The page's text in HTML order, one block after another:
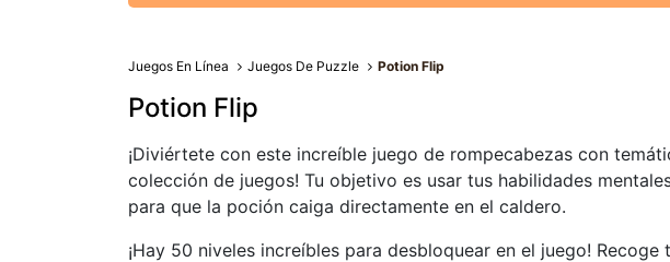
Juegos En Línea Juegos De Puzzle Potion Flip
Potion Flip
¡Diviértete con este increíble juego de rompecabezas con
colección de juegos! Tu objetivo es usar tus habilidades
para que la poción caiga directamente en el caldero.
¡Hay 50 niveles increíbles para desbloquear en el juego! Recoge